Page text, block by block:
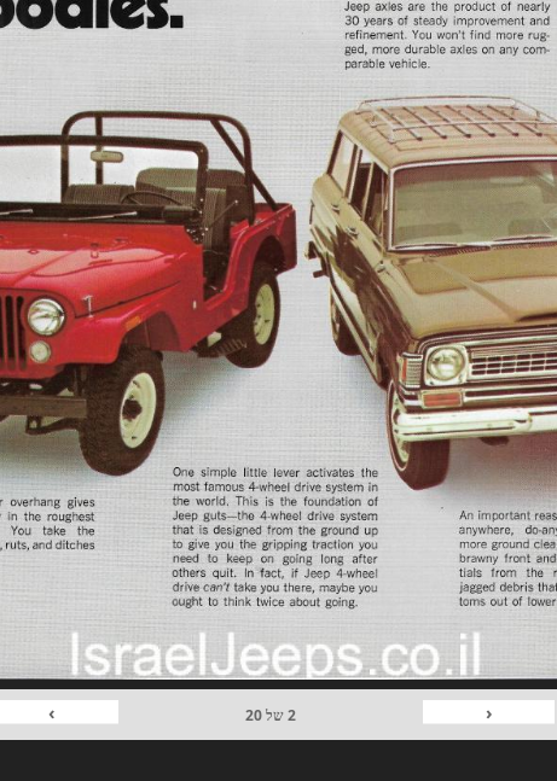
‹
2של20
›